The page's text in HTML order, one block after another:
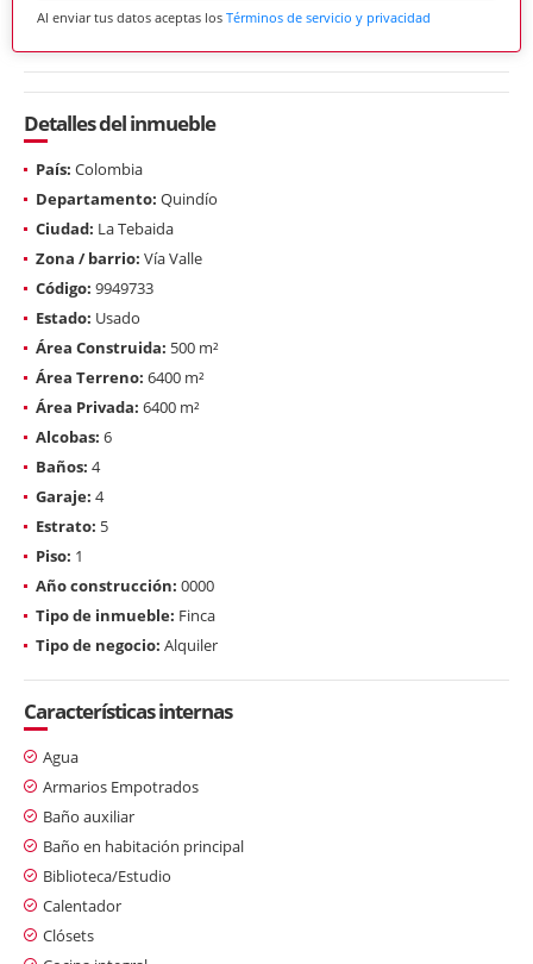
Al enviar tus datos aceptas los Términos de servicio y privacidad
Detalles del inmueble
País: Colombia
Departamento: Quindío
Ciudad: La Tebaida
Zona / barrio: Vía Valle
Código: 9949733
Estado: Usado
Área Construida: 500 m²
Área Terreno: 6400 m²
Área Privada: 6400 m²
Alcobas: 6
Baños: 4
Garaje: 4
Estrato: 5
Piso: 1
Año construcción: 0000
Tipo de inmueble: Finca
Tipo de negocio: Alquiler
Características internas
Agua
Armarios Empotrados
Baño auxiliar
Baño en habitación principal
Biblioteca/Estudio
Calentador
Clósets